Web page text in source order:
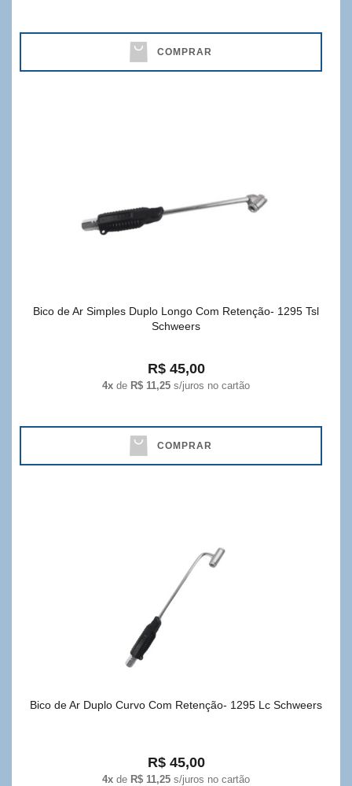
COMPRAR
Bico de Ar Simples Duplo Longo Com Retenção- 1295 Tsl
Schweers
R$ 45,00
4x de R$ 11,25 s/juros no cartão
COMPRAR
Bico de Ar Duplo Curvo Com Retenção- 1295 Lc Schweers
R$ 45,00
4x de R$ 11,25 s/juros no cartão